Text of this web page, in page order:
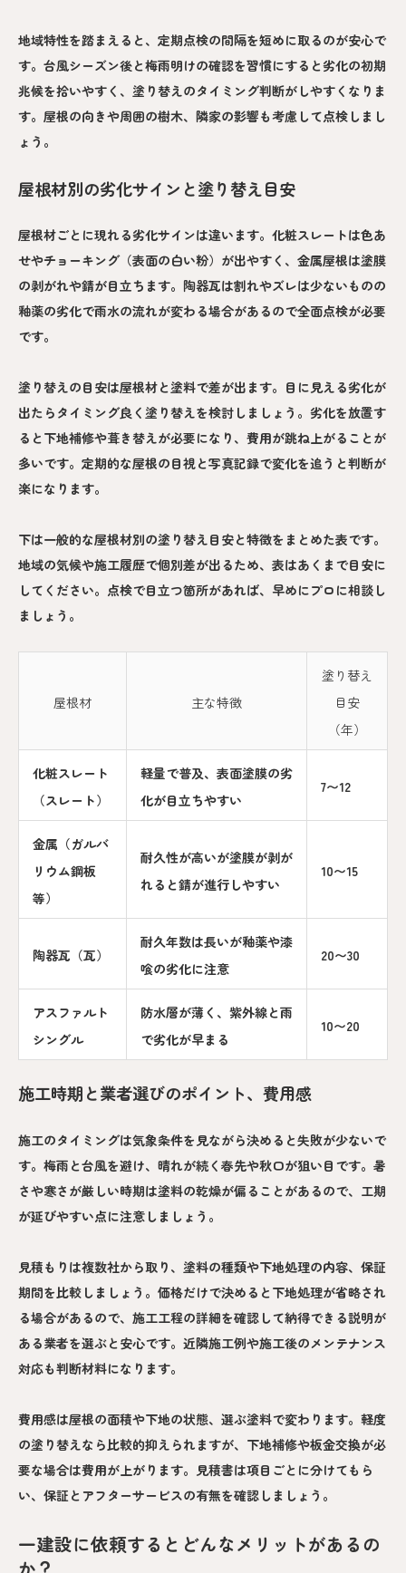
地域特性を踏まえると、定期点検の間隔を短めに取るのが安心で
す。台風シーズン後と梅雨明けの確認を習慣にすると劣化の初期
兆候を拾いやすく、塗り替えのタイミング判断がしやすくなりま
す。屋根の向きや周囲の樹木、隣家の影響も考慮して点検しまし
ょう。
屋根材別の劣化サインと塗り替え目安
屋根材ごとに現れる劣化サインは違います。化粧スレートは色あ
せやチョーキング（表面の白い粉）が出やすく、金属屋根は塗膜
の剥がれや錆が目立ちます。陶器瓦は割れやズレは少ないものの
釉薬の劣化で雨水の流れが変わる場合があるので全面点検が必要
です。
塗り替えの目安は屋根材と塗料で差が出ます。目に見える劣化が
出たらタイミング良く塗り替えを検討しましょう。劣化を放置す
ると下地補修や葺き替えが必要になり、費用が跳ね上がることが
多いです。定期的な屋根の目視と写真記録で変化を追うと判断が
楽になります。
下は一般的な屋根材別の塗り替え目安と特徴をまとめた表です。
地域の気候や施工履歴で個別差が出るため、表はあくまで目安に
してください。点検で目立つ箇所があれば、早めにプロに相談し
ましょう。
屋根材 主な特徴
塗り替え
目安
（年）
化粧スレート
（スレート）
軽量で普及、表面塗膜の劣
化が目立ちやすい
7〜12
金属（ガルバ
リウム鋼板
等）
耐久性が高いが塗膜が剥が
れると錆が進行しやすい
10〜15
陶器瓦（瓦）
耐久年数は長いが釉薬や漆
喰の劣化に注意
20〜30
アスファルト
シングル
防水層が薄く、紫外線と雨
で劣化が早まる
10〜20
施工時期と業者選びのポイント、費用感
施工のタイミングは気象条件を見ながら決めると失敗が少ないで
す。梅雨と台風を避け、晴れが続く春先や秋口が狙い目です。暑
さや寒さが厳しい時期は塗料の乾燥が偏ることがあるので、工期
が延びやすい点に注意しましょう。
見積もりは複数社から取り、塗料の種類や下地処理の内容、保証
期間を比較しましょう。価格だけで決めると下地処理が省略され
る場合があるので、施工工程の詳細を確認して納得できる説明が
ある業者を選ぶと安心です。近隣施工例や施工後のメンテナンス
対応も判断材料になります。
費用感は屋根の面積や下地の状態、選ぶ塗料で変わります。軽度
の塗り替えなら比較的抑えられますが、下地補修や板金交換が必
要な場合は費用が上がります。見積書は項目ごとに分けてもら
い、保証とアフターサービスの有無を確認しましょう。
一建設に依頼するとどんなメリットがあるの
か？